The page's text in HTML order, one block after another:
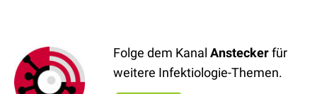
Folge dem Kanal Ansteckerfür
weitere Infektiologie-Themen.